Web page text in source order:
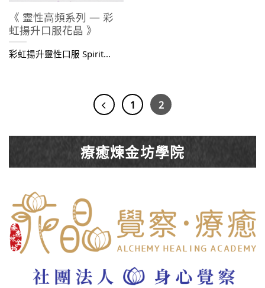
《 靈性高頻系列 — 彩
虹揚升口服花晶 》
彩虹揚升靈性口服 Spirit...
1 2
療癒煉金坊學院